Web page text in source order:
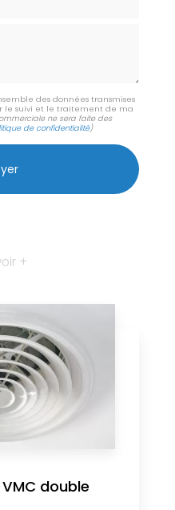
des données transmises
le suivi et le traitement de ma
ne sera faite des
de confidentialité)
+
double